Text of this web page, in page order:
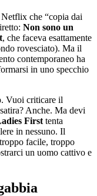
che “copia dai
Non sono un
, che faceva esattamente
rovesciato). Ma il
contemporaneo ha
in uno specchio
Vuoi criticare il
Anche. Ma devi
First tenta
in nessuno. Il
facile, troppo
un uomo cattivo e